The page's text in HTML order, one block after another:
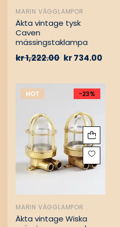
MARIN VÄGGLAMPOR
Äkta vintage tysk
Caven
mässingstaklampa
kr1,222.00 kr734.00
HOT -23%
MARIN VÄGGLAMPOR
Äkta vintage Wiska